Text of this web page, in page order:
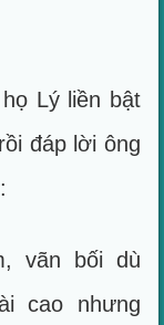
Lý liền bật
đáp lời ông
vãn bối dù
cao nhưng